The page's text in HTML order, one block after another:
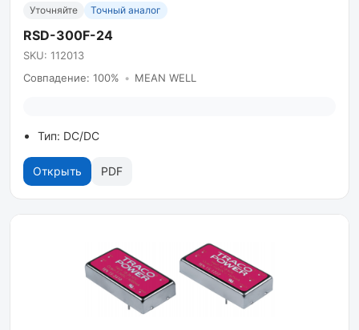
Уточняйте Точный аналог
RSD-300F-24
SKU: 112013
Совпадение: 100% • MEAN WELL
Тип: DC/DC
Открыть PDF